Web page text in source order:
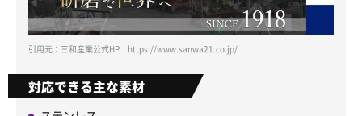
引用元：三和産業公式HP https://www.sanwa21.co.jp/
対応できる主な素材